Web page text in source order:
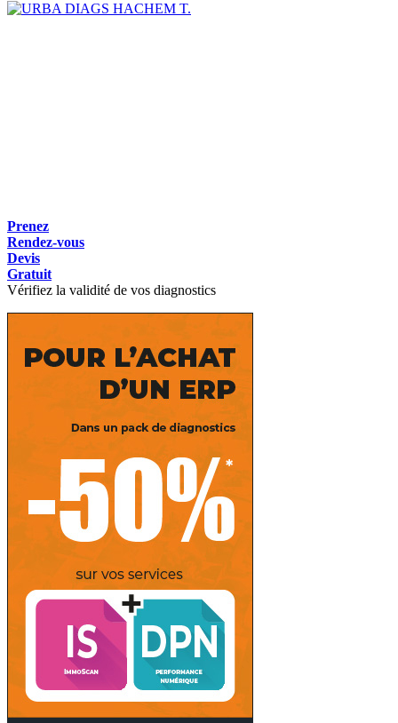
HACHEM T.
Prenez
Rendez-vous
Devis
Gratuit
Vérifiez la validité de vos diagnostics